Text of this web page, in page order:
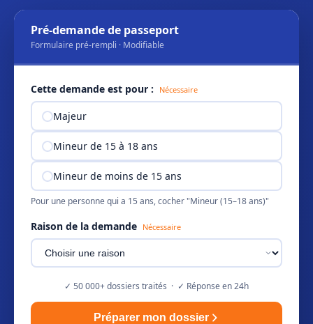
Pré-demande de passeport
Formulaire pré-rempli · Modifiable
Cette demande est pour : Nécessaire
Majeur
Mineur de 15 à 18 ans
Mineur de moins de 15 ans
Pour une personne qui a 15 ans, cocher "Mineur (15–18 ans)"
Raison de la demande Nécessaire
✓ 50 000+ dossiers traités · ✓ Réponse en 24h
Préparer mon dossier